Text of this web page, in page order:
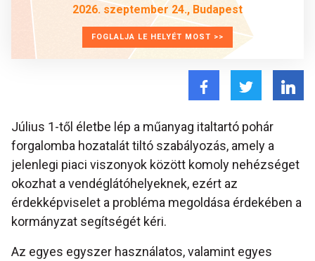
2026. szeptember 24., Budapest
FOGLALJA LE HELYÉT MOST >>
Július 1-től életbe lép a műanyag italtartó pohár
forgalomba hozatalát tiltó szabályozás, amely a
jelenlegi piaci viszonyok között komoly nehézséget
okozhat a vendéglátóhelyeknek, ezért az
érdekképviselet a probléma megoldása érdekében a
kormányzat segítségét kéri.
Az egyes egyszer használatos, valamint egyes